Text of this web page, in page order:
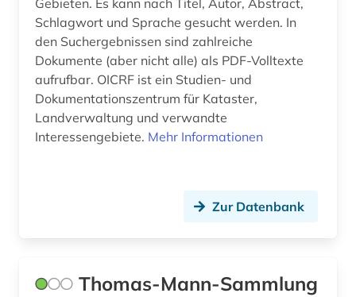
musenalmanach (1)
museum (1)
musical (1)
musik (18)
musikerziehung (1)
Gebieten. Es kann nach Titel, Autor, Abstract,
Schlagwort und Sprache gesucht werden. In
den Suchergebnissen sind zahlreiche
Dokumente (aber nicht alle) als PDF-Volltexte
aufrufbar. OICRF ist ein Studien- und
Dokumentationszentrum für Kataster,
Landverwaltung und verwandte
Interessengebiete. Mehr Informationen
Zur Datenbank
Thomas-Mann-Sammlung